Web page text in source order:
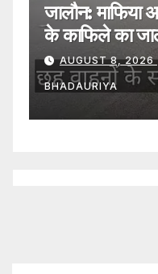
जालौन:
के काफिले का
प्रयागराज रवाना
AUGUST 8, 2026
BHADAURIYA